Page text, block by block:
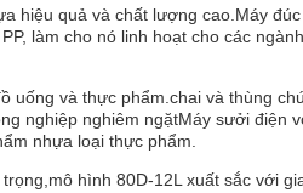
hiệu quả và chất lượng cao.Máy đúc
làm cho nó linh hoạt cho các ngành
uống và thực phẩm.chai và thùng
nghiệp nghiêm ngặtMáy sưởi điện
nhựa loại thực phẩm.
hình 80D-12L xuất sắc với